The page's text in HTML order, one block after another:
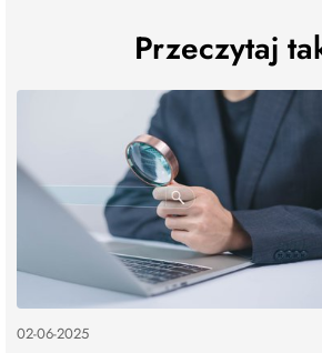
Przeczytaj
02-06-2025